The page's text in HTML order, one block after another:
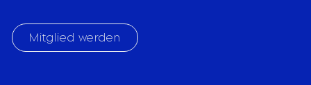
Mitglied werden